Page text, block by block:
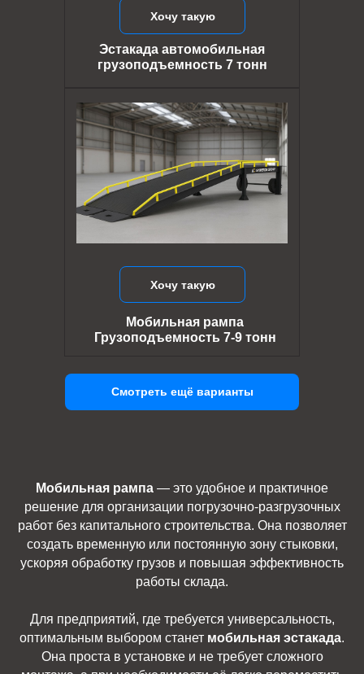
Хочу такую
Мобильная рампа
Грузоподъемность 7-9 тонн
Хочу такую
Эстакада автомобильная
грузоподъемность 7 тонн
Смотреть ещё варианты
Мобильная рампа — это удобное и практичное
решение для организации погрузочно-разгрузочных
работ без капитального строительства. Она позволяет
создать временную или постоянную зону стыковки,
ускоряя обработку грузов и повышая эффективность
работы склада.
Для предприятий, где требуется универсальность,
оптимальным выбором станет мобильная эстакада.
Она проста в установке и не требует сложного